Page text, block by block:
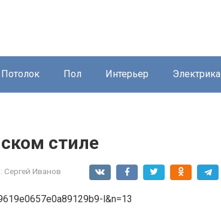
Потолок Пол Интерьер Электрика
стиле
Сергей Иванов